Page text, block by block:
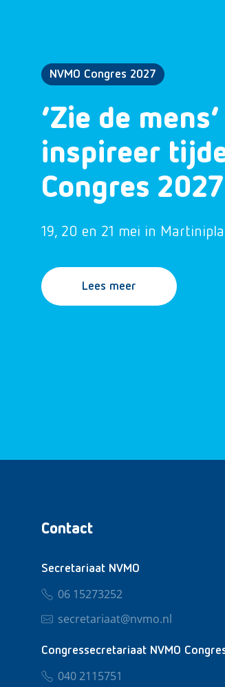
NVMO Congres 2027
‘Zie de
inspireer
Congres
19, 20 en 21 mei in
Lees meer
Contact
Secretariaat NVMO
06 15273252
secretariaat@nvmo.nl
Congressecretariaat NVMO
040 2115751